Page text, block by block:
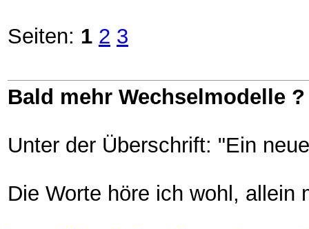
Seiten: 1 2 3
Bald mehr Wechselmodelle ?
Unter der Überschrift: "Ein
Die Worte höre ich wohl, allein